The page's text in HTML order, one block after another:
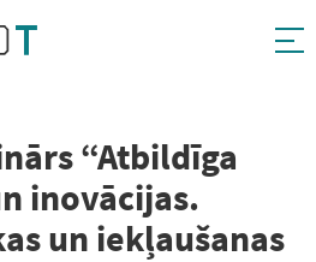
“Atbildīga
inovācijas.
un iekļaušanas